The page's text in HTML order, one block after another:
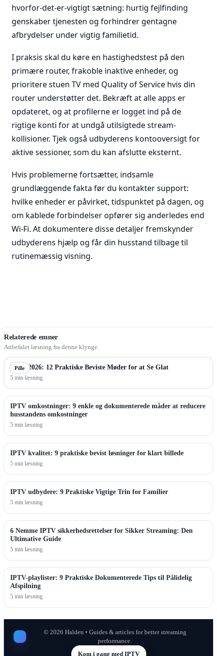
hvorfor-det-er-vigtigt sætning: hurtig fejlfinding
genskaber tjenesten og forhindrer gentagne
afbrydelser under vigtig familietid.
I praksis skal du køre en hastighedstest på den
primære router, frakoble inaktive enheder, og
prioritere stuen TV med Quality of Service hvis din
router understøtter det. Bekræft at alle apps er
opdateret, og at profilerne er logget ind på de
rigtige konti for at undgå utilsigtede stream-
kollisioner. Tjek også udbyderens kontooversigt for
aktive sessioner, som du kan afslutte eksternt.
Hvis problemerne fortsætter, indsamle
grundlæggende fakta før du kontakter support:
hvilke enheder er påvirket, tidspunktet på dagen, og
om kablede forbindelser opfører sig anderledes end
Wi-Fi. At dokumentere disse detaljer fremskynder
udbyderens hjælp og får din husstand tilbage til
rutinemæssig visning.
Relaterede emner
Anbefalet læsning fra denne klynge.
Pille
IPTV 2026: 12 Praktiske Beviste Møder for at Se Glat
5 min læsning
IPTV omkostninger: 9 enkle og dokumenterede måder at reducere
husstandens omkostninger
5 min læsning
IPTV kvalitet: 9 praktiske bevist løsninger for klart billede
5 min læsning
IPTV udbydere: 9 Praktiske Vigtige Trin for Familier
5 min læsning
6 Nemme IPTV sikkerhedsrettelser for Sikker Streaming: Den
Ultimative Guide
5 min læsning
IPTV-playlister: 9 Praktiske Dokumenterede Tips til Pålidelig
Afspilning
5 min læsning
© 2026 Halden • Guides & articles for better streaming
performance.
Kom i gang med IPTV